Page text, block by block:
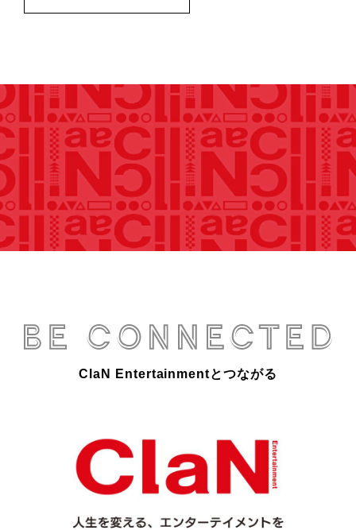
ClaN Entertainmentとつながる